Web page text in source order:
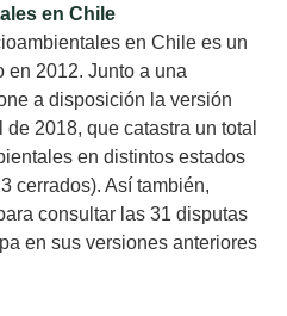
en Chile
en Chile es un
en 2012. Junto a una
a disposición la versión
2018, que catastra un total
en distintos estados
cerrados). Así también,
consultar las 31 disputas
en sus versiones anteriores